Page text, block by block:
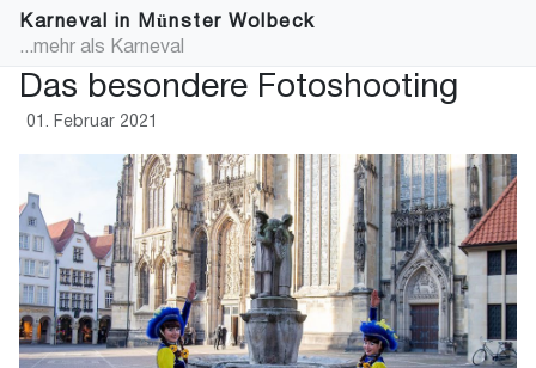
Karneval in Münster Wolbeck
...mehr als Karneval
Das besondere Fotoshooting
01. Februar 2021